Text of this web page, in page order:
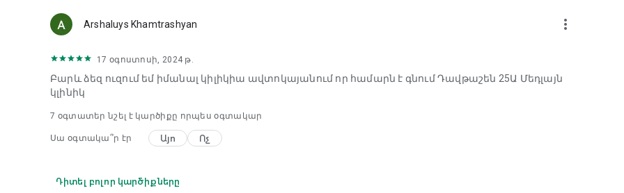
Arshaluys Khamtrashyan more_vert
17 օգոստոսի, 2024 թ.
Բարև ձեզ ուզում եմ իմանալ կիլիկիա ավտոկայանում որ համարն է գնում Դավթաշեն 25Ա Մեդլայն
կլինիկ
7 օգտատեր նշել է կարծիքը որպես օգտակար
Սա օգտակա՞ր էր Այո Ոչ
Դիտել բոլոր կարծիքները